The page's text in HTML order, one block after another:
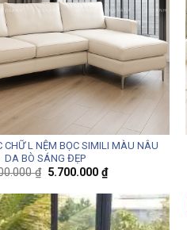
CHỮ L NỆM BỌC SIMILI MÀU NÂU
DA BÒ SÁNG ĐẸP
₫ Giá
là:
8.000.000 ₫.
5.700.000₫Giá
hiện
tại
là:
5.700.000 ₫.